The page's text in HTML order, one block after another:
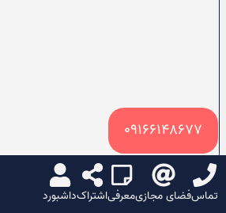
تماسفضای مجازیمعرفیاشتراکداشبورد
09166148677